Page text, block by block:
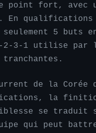
fort, avec
En qualifications
seulement 5 buts
2-3-1 utilise par
de la
la
se traduit
qui peut